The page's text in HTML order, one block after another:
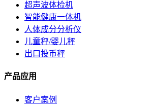
超声波体检机
智能健康一体机
人体成分分析仪
儿童秤/婴儿秤
出口投币秤
产品应用
客户案例